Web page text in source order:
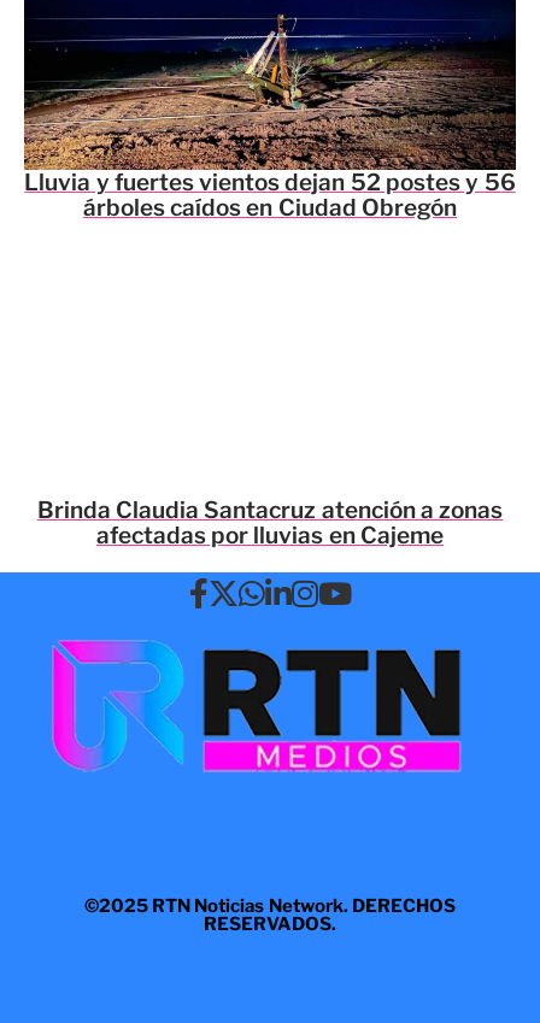
Lluvia y fuertes vientos dejan 52 postes y 56
árboles caídos en Ciudad Obregón
Brinda Claudia Santacruz atención a zonas
afectadas por lluvias en Cajeme
©2025 RTN Noticias Network. DERECHOS
RESERVADOS.